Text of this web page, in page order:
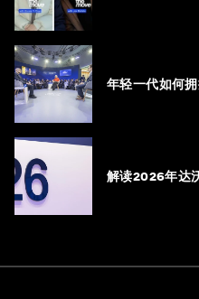
年轻一代如何
解读2026年达